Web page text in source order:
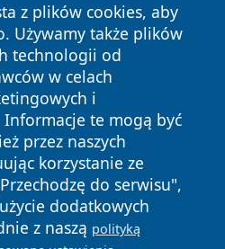
z plików cookies, aby
Używamy także plików
technologii od
w celach
i
Informacje te mogą być
przez naszych
korzystanie ze
do serwisu",
dodatkowych
z naszą polityką
Wszystkie prawa
Polityka
Cookies